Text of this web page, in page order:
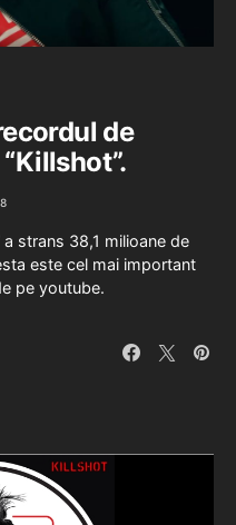
de
strans 38,1 milioane de
este cel mai important
pe youtube.